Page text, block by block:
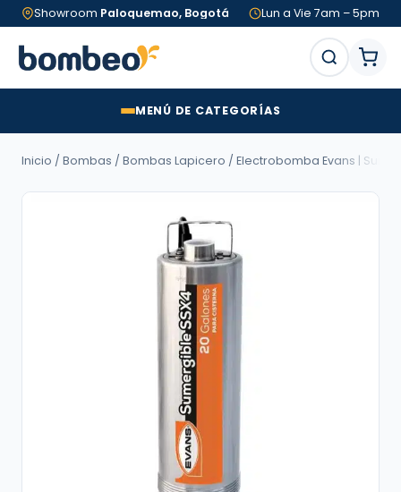
Showroom Paloquemao, Bogotá Lun a Vie 7am – 5pm
MENÚ DE CATEGORÍAS
Inicio / Bombas / Bombas Lapicero / Electrobomba Evans |